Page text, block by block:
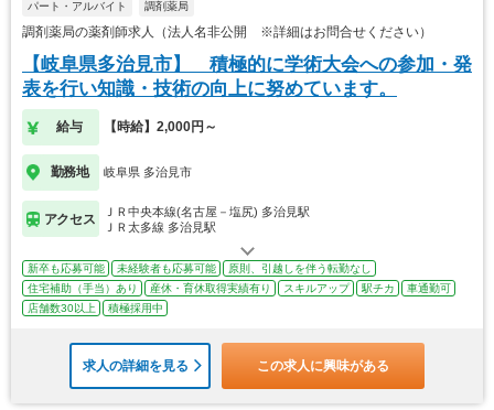
パート・アルバイト 調剤薬局
調剤薬局の薬剤師求人（法人名非公開 ※詳細はお問合せください）
【岐阜県多治見市】 積極的に学術大会への参加・発
表を行い知識・技術の向上に努めています。
給与 【時給】2,000円～
勤務地 岐阜県 多治見市
アクセス
ＪＲ中央本線(名古屋－塩尻) 多治見駅
ＪＲ太多線 多治見駅
新卒も応募可能 未経験者も応募可能
原則、引越しを伴う転勤なし
住宅補助（手当）あり
産休・育休取得実績有り スキルアップ 駅チカ
車通勤可
店舗数30以上
積極採用中
求人の詳細を見る この求人に興味がある